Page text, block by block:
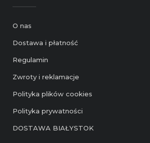
O nas
Dostawa i płatność
Regulamin
Zwroty i reklamacje
Polityka plików cookies
Polityka prywatności
DOSTAWA BIAŁYSTOK